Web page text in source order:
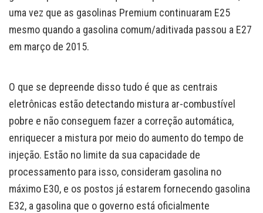
uma vez que as gasolinas Premium continuaram E25
mesmo quando a gasolina comum/aditivada passou a E27
em março de 2015.
O que se depreende disso tudo é que as centrais
eletrônicas estão detectando mistura ar-combustível
pobre e não conseguem fazer a correção automática,
enriquecer a mistura por meio do aumento do tempo de
injeção. Estão no limite da sua capacidade de
processamento para isso, consideram gasolina no
máximo E30, e os postos já estarem fornecendo gasolina
E32, a gasolina que o governo está oficialmente